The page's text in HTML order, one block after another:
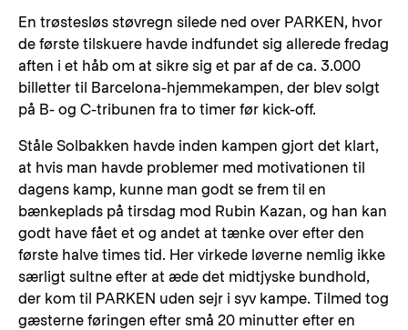
En trøstesløs støvregn silede ned over PARKEN, hvor
de første tilskuere havde indfundet sig allerede fredag
aften i et håb om at sikre sig et par af de ca. 3.000
billetter til Barcelona-hjemmekampen, der blev solgt
på B- og C-tribunen fra to timer før kick-off.
Ståle Solbakken havde inden kampen gjort det klart,
at hvis man havde problemer med motivationen til
dagens kamp, kunne man godt se frem til en
bænkeplads på tirsdag mod Rubin Kazan, og han kan
godt have fået et og andet at tænke over efter den
første halve times tid. Her virkede løverne nemlig ikke
særligt sultne efter at æde det midtjyske bundhold,
der kom til PARKEN uden sejr i syv kampe. Tilmed tog
gæsterne føringen efter små 20 minutter efter en